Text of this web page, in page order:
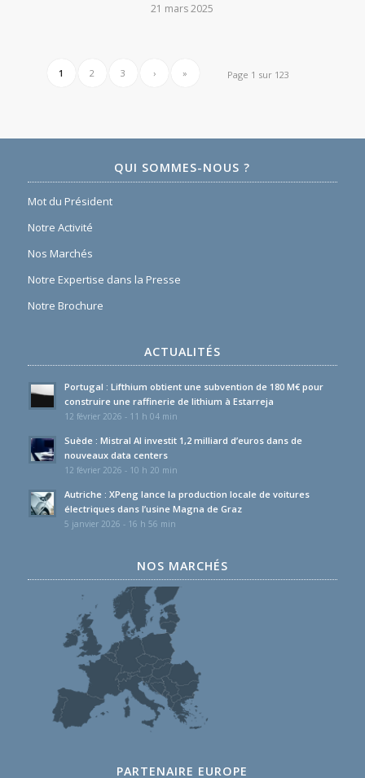
21 mars 2025
Page 1 sur 123
1 2 3 › »
QUI SOMMES-NOUS ?
Mot du Président
Notre Activité
Nos Marchés
Notre Expertise dans la Presse
Notre Brochure
ACTUALITÉS
Portugal : Lifthium obtient une subvention de 180 M€ pour
construire une raffinerie de lithium à Estarreja
12 février 2026 - 11 h 04 min
Suède : Mistral AI investit 1,2 milliard d’euros dans de
nouveaux data centers
12 février 2026 - 10 h 20 min
Autriche : XPeng lance la production locale de voitures
électriques dans l’usine Magna de Graz
5 janvier 2026 - 16 h 56 min
NOS MARCHÉS
PARTENAIRE EUROPE